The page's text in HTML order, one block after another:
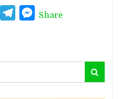
LinkedInTelegramMessenger
Share
Search